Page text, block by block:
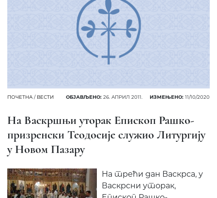
ПОЧЕТНА / ВЕСТИ ОБЈАВЉЕНО: 26. АПРИЛ 2011. ИЗМЕЊЕНО: 11/10/2020
На Васкршњи уторак Епископ Рашко-
призренски Теодосије служио Литургију
у Новом Пазару
На трећи дан Васкрса, у
Васкрсни уторак,